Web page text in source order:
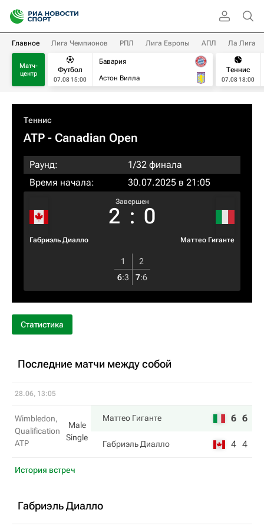
Главное Лига Чемпионов РПЛ Лига Европы АПЛ Ла Лига
Матч-
центр
Футбол
07.08 15:00
Бавария
Астон Вилла
Теннис
07.08 18:00
Теннис
ATP - Canadian Open
Раунд:
1/32 финала
Время начала:
30.07.2025 в 21:05
Габриэль Диалло
Завершен
2 : 0
Маттео Гиганте
1
2
6:3 7:6
Статистика
Последние матчи между собой
28.06, 13:05
Wimbledon,
Qualification
ATP
Male
Single
Маттео Гиганте 6 6
Габриэль Диалло 4 4
История встреч
Габриэль Диалло